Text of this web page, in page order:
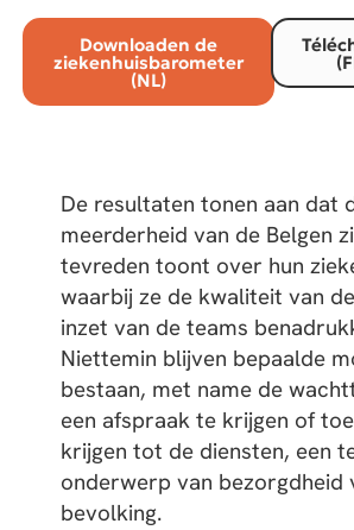
Downloaden de
ziekenhuisbarometer
(NL)
De resultaten tonen aan dat
meerderheid van de Belgen
tevreden toont over hun
waarbij ze de kwaliteit van
inzet van de teams
Niettemin blijven bepaalde
bestaan, met name de
een afspraak te krijgen of
krijgen tot de diensten, een
onderwerp van bezorgdheid
bevolking.